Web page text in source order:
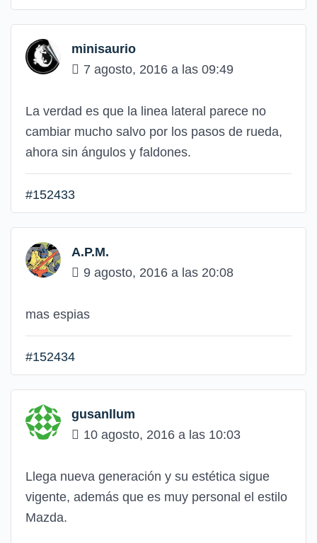
minisaurio
7 agosto, 2016 a las 09:49
La verdad es que la linea lateral parece no
cambiar mucho salvo por los pasos de rueda,
ahora sin ángulos y faldones.
#152433
A.P.M.
9 agosto, 2016 a las 20:08
mas espias
#152434
gusanllum
10 agosto, 2016 a las 10:03
Llega nueva generación y su estética sigue
vigente, además que es muy personal el estilo
Mazda.